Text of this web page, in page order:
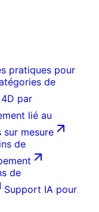
pratiques pour
de
par
lié au
sur mesure
de
de
Support IA pour